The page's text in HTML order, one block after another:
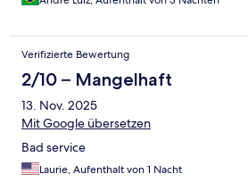
Verifizierte Bewertung
2/10 – Mangelhaft
13. Nov. 2025
Mit Google übersetzen
Bad service
Laurie, Aufenthalt von 1 Nacht